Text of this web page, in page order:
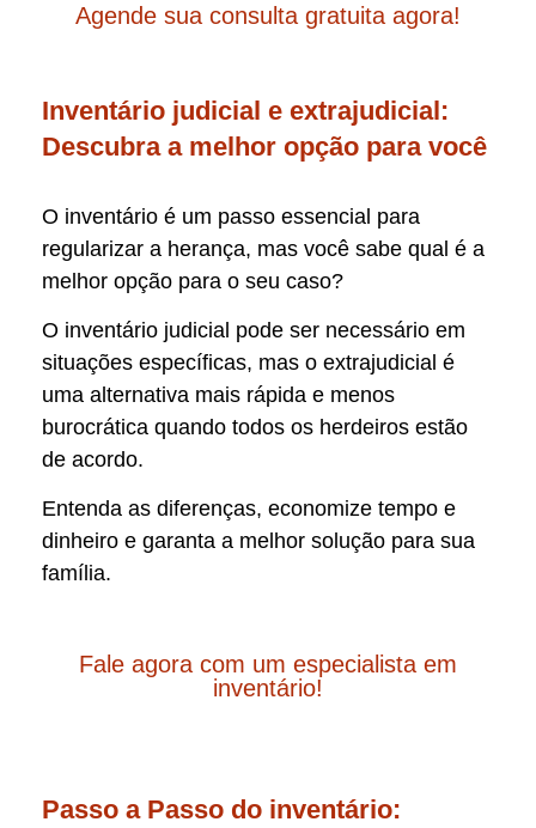
Agende sua consulta gratuita agora!
Inventário judicial e extrajudicial:
Descubra a melhor opção para você
O inventário é um passo essencial para
regularizar a herança, mas você sabe qual é a
melhor opção para o seu caso?
O inventário judicial pode ser necessário em
situações específicas, mas o extrajudicial é
uma alternativa mais rápida e menos
burocrática quando todos os herdeiros estão
de acordo.
Entenda as diferenças, economize tempo e
dinheiro e garanta a melhor solução para sua
família.
Fale agora com um especialista em
inventário!
Passo a Passo do inventário: